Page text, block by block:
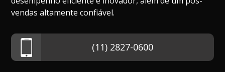
vendas altamente confiável.
(11) 2827-0600